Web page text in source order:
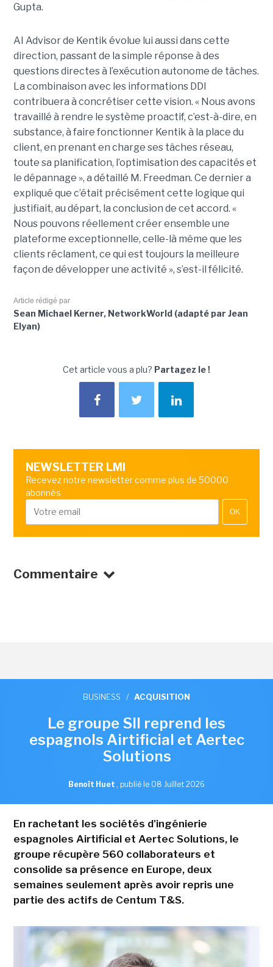
Gupta.
AI Advisor de Kentik évolue lui aussi dans cette
direction, passant de la simple réponse à des
questions directes à l’exécution autonome de tâches.
La combinaison avec les informations DDI
contribuera à concrétiser cette vision. « Nous avons
travaillé à rendre le système proactif, c’est-à-dire, en
substance, à faire fonctionner Kentik à la place du
client, en prenant en charge ses tâches réseau,
toute sa planification, l’optimisation des capacités et
le dépannage », a détaillé M. Freedman. Ce dernier a
expliqué que c’était précisément cette logique qui
justifiait, au départ, la conclusion de cet accord. «
Nous pouvons réellement créer ensemble une
plateforme exceptionnelle, celle-là même que les
clients réclament, ce qui est toujours la meilleure
façon de développer une activité », s’est-il félicité.
Article rédigé par
Sean Michael Kerner, NetworkWorld (adapté par Jean
Elyan)
Cet article vous a plu? Partagez le !
NEWSLETTER LMI
Recevez notre newsletter comme plus de 50000
abonnés
OK
Commentaire
BUSINESS / ACQUISITION
Le groupe SII reprend les
espagnols Airtificial et Aertec
Solutions
Benoît Huet , publié le 08 Juillet 2026
En rachetant les sociétés d'ingénierie
espagnoles Airtificial et Aertec Solutions, le
groupe récupère 560 collaborateurs et
consolide sa présence en Europe, deux
semaines seulement après avoir repris une
partie des actifs de Centum T&S.